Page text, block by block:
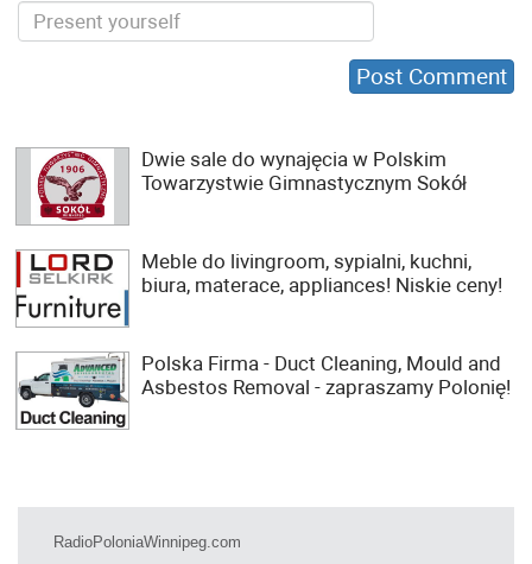
Dwie sale do wynajęcia w Polskim
Towarzystwie Gimnastycznym Sokół
Meble do livingroom, sypialni, kuchni,
biura, materace, appliances! Niskie ceny!
Polska Firma - Duct Cleaning, Mould and
Asbestos Removal - zapraszamy Polonię!
RadioPoloniaWinnipeg.com